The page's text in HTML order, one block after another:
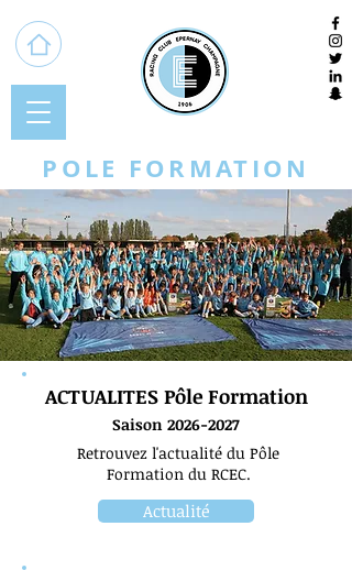
POLE FORMATION
ACTUALITES Pôle Formation
Saison 2026-2027
Retrouvez l'actualité du Pôle
Formation du RCEC.
Actualité